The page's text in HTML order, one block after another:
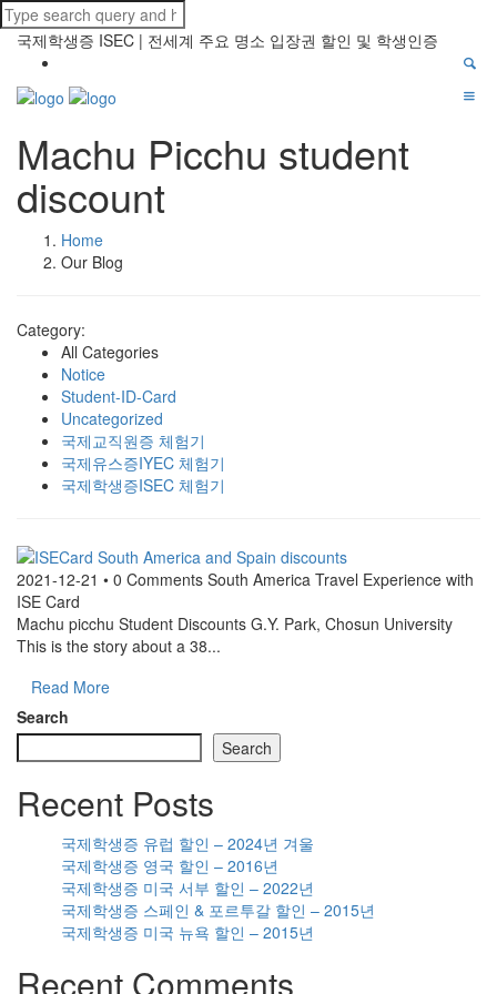
국제학생증 ISEC | 전세계 주요 명소 입장권 할인 및 학생인증
Machu Picchu student
discount
Home
Our Blog
Category:
All Categories
Notice
Student-ID-Card
Uncategorized
국제교직원증 체험기
국제유스증IYEC 체험기
국제학생증ISEC 체험기
2021-12-21 • 0 Comments South America Travel Experience with
ISE Card
Machu picchu Student Discounts G.Y. Park, Chosun University
This is the story about a 38...
Read More
Search
Search
Recent Posts
국제학생증 유럽 할인 – 2024년 겨울
국제학생증 영국 할인 – 2016년
국제학생증 미국 서부 할인 – 2022년
국제학생증 스페인 & 포르투갈 할인 – 2015년
국제학생증 미국 뉴욕 할인 – 2015년
Recent Comments